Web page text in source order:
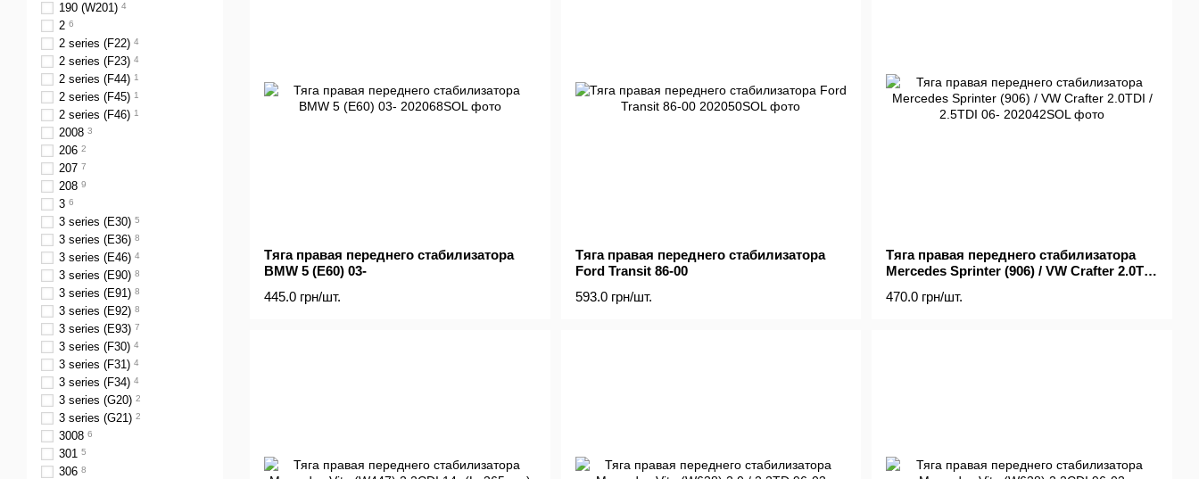
Тяга правая переднего стабилизатора
BMW 5 (E60) 03-
445.0 грн/шт.
Тяга правая переднего стабилизатора
Ford Transit 86-00
593.0 грн/шт.
Тяга правая переднего стабилизатора
Mercedes Sprinter (906) / VW Crafter 2.0TDI
470.0 грн/шт.
190 (W201) 4
2 6
2 series (F22) 4
2 series (F23) 4
2 series (F44) 1
2 series (F45) 1
2 series (F46) 1
2008 3
206 2
207 7
208 9
3 6
3 series (E30) 5
3 series (E36) 8
3 series (E46) 4
3 series (E90) 8
3 series (E91) 8
3 series (E92) 8
3 series (E93) 7
3 series (F30) 4
3 series (F31) 4
3 series (F34) 4
3 series (G20) 2
3 series (G21) 2
3008 6
301 5
306 8